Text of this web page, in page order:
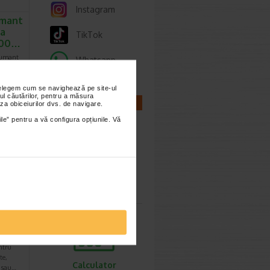
cum se navighează pe site-ul
căutărilor, pentru a măsura
obiceiurilor dvs. de navigare.
pentru a vă configura opțiunile. Vă
Lei
Instagram
TikTok
Whatsapp
CALCULATOARE
Calculator